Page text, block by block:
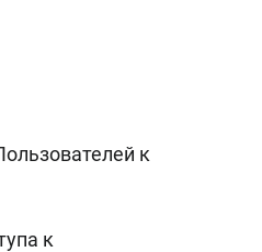
к
к